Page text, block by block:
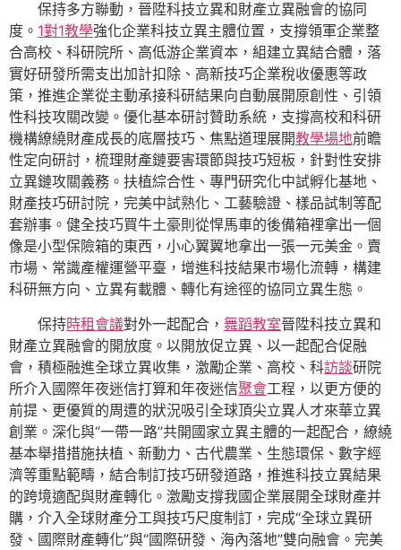
保持多方聯動，晉陞科技立異和財產立異融會的協同
度。 1對1教學強化企業科技立異主體位置，支撐領軍企業整
合高校、科研院所、高低游企業資本，組建立異結合體，落
實好研發所需支出加計扣除、高新技巧企業稅收優惠等政
策，推進企業從主動承接科研結果向自動展開原創性、引領
性科技攻關改變。優化基本研討贊助系統，支撐高校和科研
機構繚繞財產成長的底層技巧、焦點道理展開教學場地前瞻
性定向研討，梳理財產鏈要害環節與技巧短板，針對性安排
立異鏈攻關義務。扶植綜合性、專門研究化中試孵化基地、
財產技巧研討院，完美中試熟化、工藝驗證、樣品試制等配
套辦事。健全技巧買牛土豪則從悍馬車的後備箱裡拿出一個
像是小型保險箱的東西，小心翼翼地拿出一張一元美金。賣
市場、常識產權運營平臺，增進科技結果市場化流轉，構建
科研無方向、立異有載體、轉化有途徑的協同立異生態。
保持時租會議對外一起配合， 舞蹈教室晉陞科技立異和
財產立異融會的開放度。以開放促立異、以一起配合促融
會，積極融進全球立異收集，激勵企業、高校、科訪談研院
所介入國際年夜迷信打算和年夜迷信聚會工程，以更方便的
前提、更優質的周遭的狀況吸引全球頂尖立異人才來華立異
創業。深化與“一帶一路”共開國家立異主體的一起配合，繚繞
基本舉措措施扶植、新動力、古代農業、生態環保、數字經
濟等重點範疇，結合制訂技巧研發道路，推進科技立異結果
的跨境適配與財產轉化。激勵支撐我國企業展開全球財產并
購，介入全球財產分工與技巧尺度制訂，完成“全球立異研
發、國際財產轉化”與“國際研發、海內落地”雙向融會。完美